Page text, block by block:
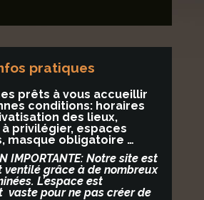
pratiques
prêts à vous accueillir
conditions: horaires
des lieux,
privilégier, espaces
masque obligatoire …
IMPORTANTE: Notre site est
ventilégrâce à de nombreux
. L’espace est
vastepour ne pas créer de